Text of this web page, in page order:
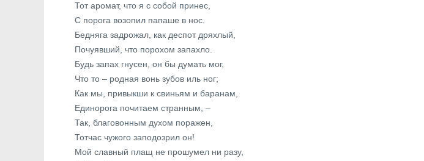
Тот аромат, что я с собой принес,
С порога возопил папаше в нос.
Бедняга задрожал, как деспот дряхлый,
Почуявший, что порохом запахло.
Будь запах гнусен, он бы думать мог,
Что то – родная вонь зубов иль ног;
Как мы, привыкши к свиньям и баранам,
Единорога почитаем странным, –
Так, благовонным духом поражен,
Тотчас чужого заподозрил он!
Мой славный плащ не прошумел ни разу,